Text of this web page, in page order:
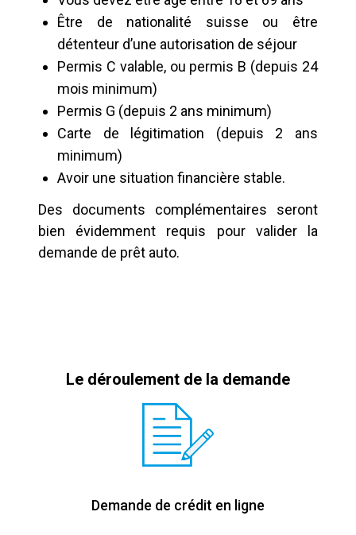
Être de nationalité suisse ou être
détenteur d’une autorisation de séjour
Permis C valable, ou permis B (depuis 24
mois minimum)
Permis G (depuis 2 ans minimum)
Carte de légitimation (depuis 2 ans
minimum)
Avoir une situation financière stable.
Des documents complémentaires seront
bien évidemment requis pour valider la
demande de prêt auto.
Le déroulement de la demande
Demande de crédit en ligne